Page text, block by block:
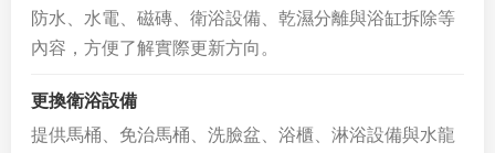
防水、水電、磁磚、衛浴設備、乾濕分離與浴缸拆除等
內容，方便了解實際更新方向。
更換衛浴設備
提供馬桶、免治馬桶、洗臉盆、浴櫃、淋浴設備與水龍